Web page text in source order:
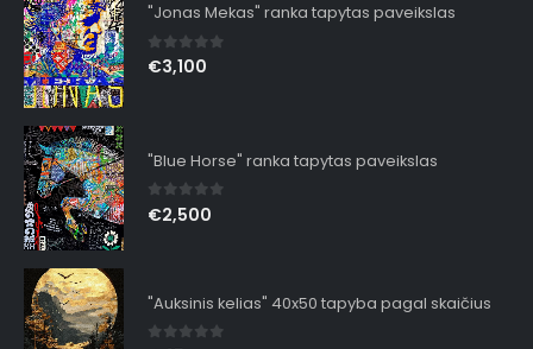
"Jonas Mekas" ranka tapytas paveikslas
0out of 5
€3,100
"Blue Horse" ranka tapytas paveikslas
0out of 5
€2,500
"Auksinis kelias" 40x50 tapyba pagal skaičius